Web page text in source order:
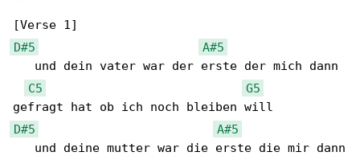
D#5
A#5
   und dein vater war der erste der mich dann
C5
G5
D#5
A#5
   und deine mutter war die erste die mir dann